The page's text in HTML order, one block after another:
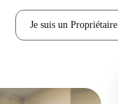
Je suis un Propriétaire